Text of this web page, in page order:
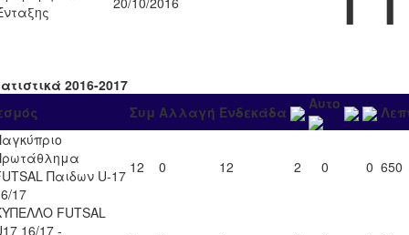
2016-2017
Συμ Αλλαγή Ενδεκάδα Αυτο
Παιδων U-17
17
12 0 12 2 0 0 650
FUTSAL
16/17 -